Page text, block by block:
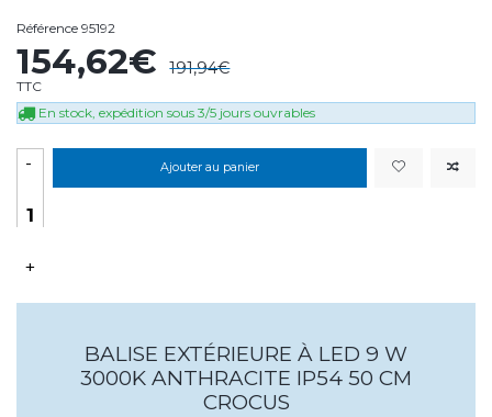
Référence 95192
154,62€ 191,94€
TTC
En stock, expédition sous 3/5 jours ouvrables
-
+
Ajouter au panier
BALISE EXTÉRIEURE À LED 9 W
3000K ANTHRACITE IP54 50 CM
CROCUS